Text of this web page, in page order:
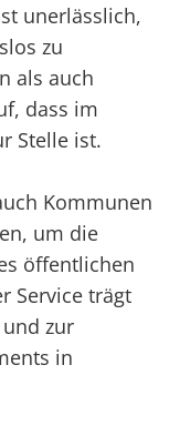
unerlässlich,
zu
als auch
dass im
Stelle ist.
Kommunen
um die
öffentlichen
Service trägt
zur
in